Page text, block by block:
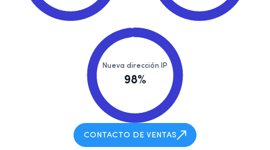
Nueva dirección IP
98%
CONTACTO DE VENTAS